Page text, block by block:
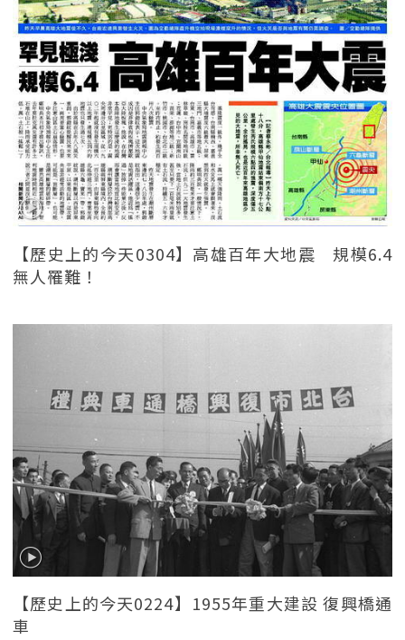
【歷史上的今天0304】高雄百年大地震 規模6.4
無人罹難！
【歷史上的今天0224】1955年重大建設 復興橋通
車